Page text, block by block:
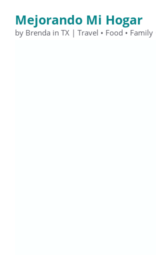
contenido
Mejorando Mi Hogar
by Brenda in TX | Travel • Food •